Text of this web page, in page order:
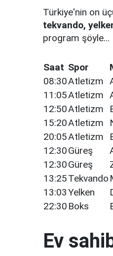
Türkiye'nin on
tekvando,
program şöyle...
Saat Spor
08:30Atletizm
11:05Atletizm
12:50Atletizm
15:20Atletizm
20:05Atletizm
12:30Güreş
12:30Güreş
13:25Tekvando
13:03Yelken
22:30 Boks
Ev